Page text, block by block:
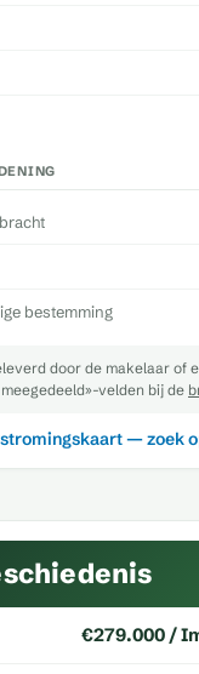
bestemming
door de makelaar of
velden bij de
— zoek
€279.000 /